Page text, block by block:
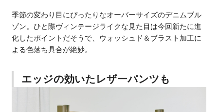
季節の変わり目にぴったりなオーバーサイズのデニムブル
ゾン。ひと際ヴィンテージライクな見た目は今回新たに進
化したポイントだそうで、ウォッシュド＆ブラスト加工に
よる色落ち具合が絶妙。
エッジの効いたレザーパンツも